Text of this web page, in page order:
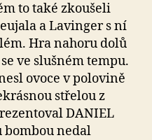
to také zkoušeli
a Lavinger s ní
Hra nahoru dolů
ve slušném tempu.
ovoce v polovině
střelou z
DANIEL
bombou nedal